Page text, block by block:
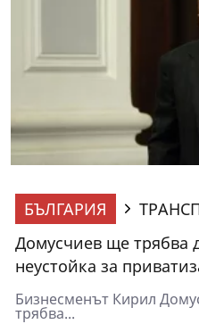
БЪЛГАРИЯ
Домусчиев ще трябва
неустойка за
Бизнесменът Кирил
трябва...